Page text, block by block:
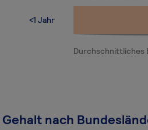
<1 Jahr
Durchschnittliches
nach